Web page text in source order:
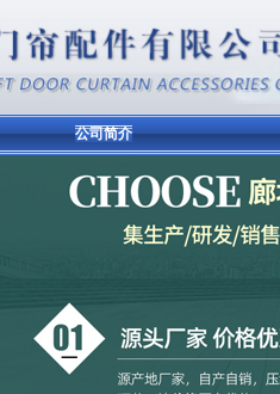
公司简介